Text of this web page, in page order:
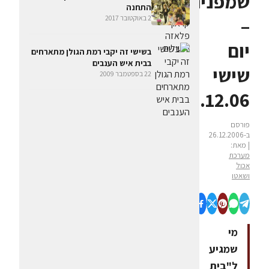
–
יום
שישי
29.12.06
פורסם
ב-26.12.2006
| מאת:
מערכת
אכול
ושאטו
מי
שמגיע
ל"בית
התחנה
2 באוקטובר 2017
בשישי זה יקבי רמת הגולן מתארחים
בבית איש הענבים
22 בספטמבר 2009